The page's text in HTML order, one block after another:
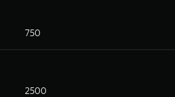
750
2500